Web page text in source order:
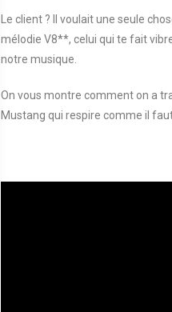
Le client ? Il voulait une seule
mélodie V8**, celui qui te fait
notre musique.
On vous montre comment on a
Mustang qui respire comme il